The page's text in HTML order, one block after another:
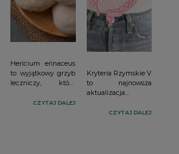
Hericium erinaceus
to wyjątkowy grzyb
leczniczy, który
kulinarne z
CZYTAJ DALEJ
Kryteria Rzymskie V
to najnowsza
aktualizacja
najważniejszych
CZYTAJ DALEJ